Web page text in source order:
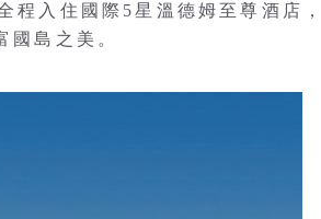
程入住國際5星溫德姆至尊酒店，
國島之美。